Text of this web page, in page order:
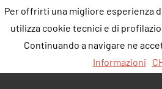
Per offrirti una migliore esperienza
utilizza cookie tecnici e di
Continuando a navigare ne
Informazioni